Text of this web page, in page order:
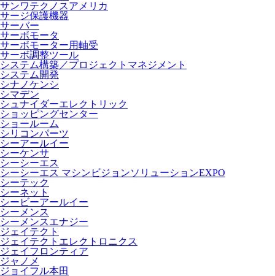
サンワテクノスアメリカ
サージ保護機器
サーバー
サーボモータ
サーボモーター用軸受
サーボ調整ツール
システム構築／プロジェクトマネジメント
システム開発
シナノケンシ
シマデン
シュナイダーエレクトリック
ショッピングセンター
ショールーム
シリコンパーツ
シーアールイー
シーケンサ
シーシーエス
シーシーエス マシンビジョンソリューションEXPO
シーテック
シーネット
シービーアールイー
シーメンス
シーメンスエナジー
ジェイテクト
ジェイテクトエレクトロニクス
ジェイフロンティア
ジャノメ
ジョイフル本田